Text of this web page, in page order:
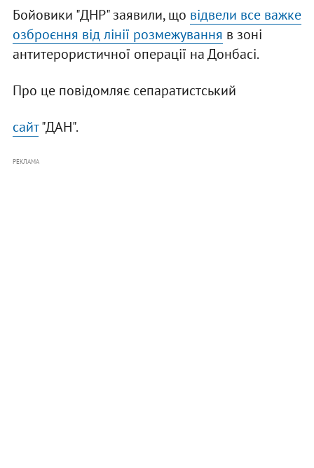
Бойовики "ДНР" заявили, що відвели все важке
озброєння від лінії розмежування в зоні
антитерористичної операції на Донбасі.
Про це повідомляє сепаратистський
сайт"ДАН".
РЕКЛАМА